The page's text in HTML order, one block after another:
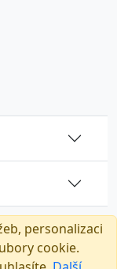
personalizaci
cookie.